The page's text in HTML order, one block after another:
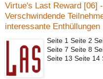
Virtue's Last Reward [06] -
Verschwindende
interessante Enthüllungen
Seite 1 Seite 2
Seite 7 Seite 8
Seite 13 Seite 14